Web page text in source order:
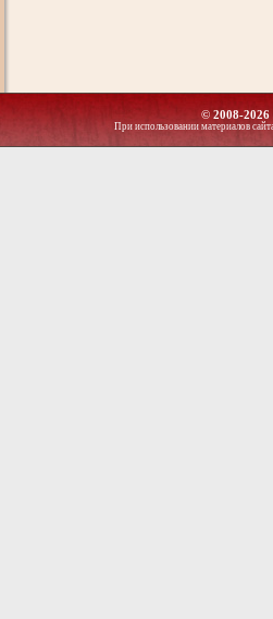
© 2008-2026
При использовании материалов